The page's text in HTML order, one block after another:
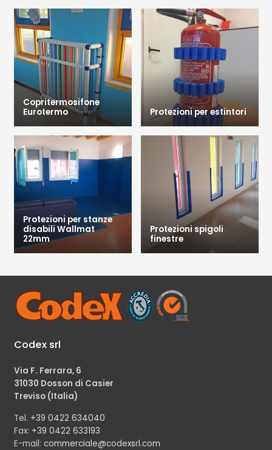
Copritermosifone
Eurotermo
Protezioni per estintori
Protezioni per stanze
disabili Wallmat
22mm
Protezioni spigoli
finestre
Codex srl
Via F. Ferrara, 6
31030 Dosson di Casier
Treviso (Italia)
Tel. +39 0422 634040
Fax: +39 0422 633193
E-mail: commerciale@codexsrl.com